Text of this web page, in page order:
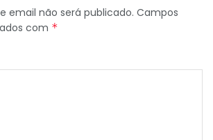
email não será publicado. Campos
com *